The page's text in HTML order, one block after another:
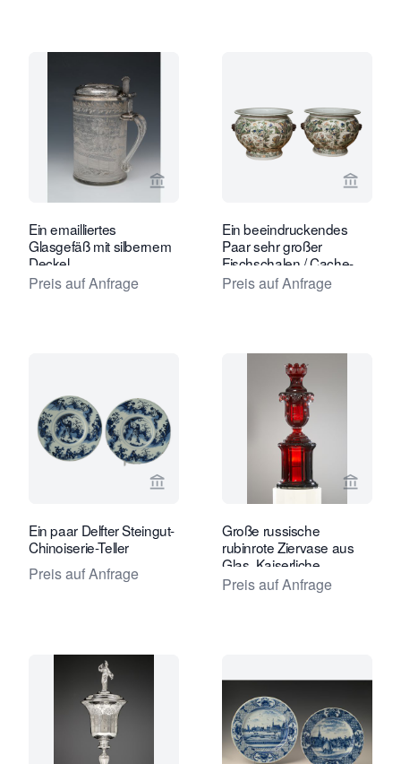
Verkaeuferseite von Limburg
Ein emailliertes
Glasgefäß mit silbernem
Deckel
Preis auf Anfrage
Ein beeindruckendes
Paar sehr großer
Fischschalen / Cache-
Pots im Kangxi-Stil.
Preis auf Anfrage
Verkaeuferseite von Limburg
Ein paar Delfter Steingut-
Chinoiserie-Teller
Preis auf Anfrage
Große russische
rubinrote Ziervase aus
Glas, Kaiserliche
Glasmanufaktur, Sankt
Preis auf Anfrage